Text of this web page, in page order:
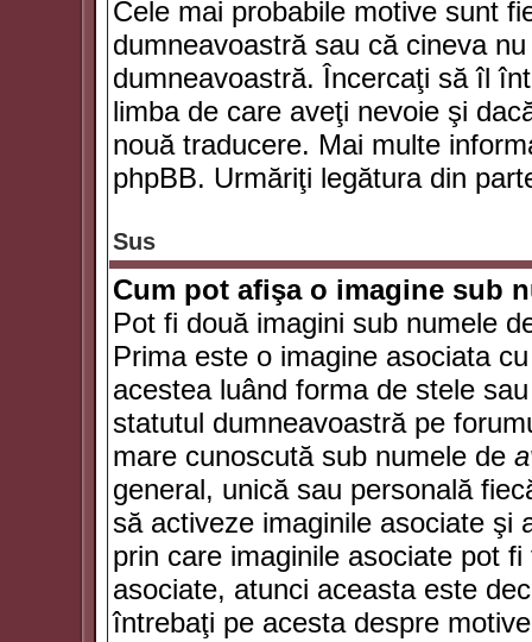
Cele mai probabile motive sunt
dumneavoastră sau că cineva
dumneavoastră. Încercaţi să îl
limba de care aveţi nevoie şi
nouă traducere. Mai multe
phpBB. Urmăriţi legătura din
Sus
Cum pot afişa o imagine sub
Pot fi două imagini sub numele
Prima este o imagine asociata
acestea luând forma de stele
statutul dumneavoastră pe
mare cunoscută sub numele de
general, unică sau personală
să activeze imaginile asociate şi
prin care imaginile asociate pot
asociate, atunci aceasta este
întrebaţi pe acesta despre